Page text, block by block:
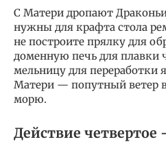
С Матери дропают
нужны для крафта стола
не построите прялку для
доменную печь для плавки
мельницу для переработки
Матери — попутный ветер
морю.
Действие